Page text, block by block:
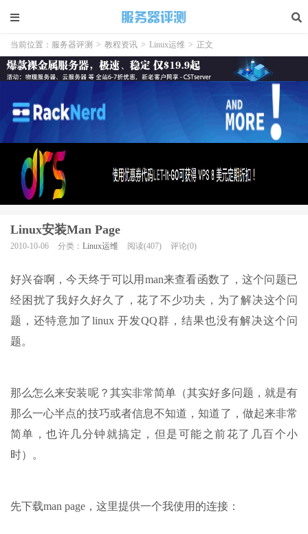
当前位置： 服务器评测 > 教程资讯 > Linux运维 > 正文
Linux安装Man Page
2010-10-06 分类： Linux运维 阅读(407) 评论(0)
好兴奋啊，今天终于可以用man来查看函数了，这个问题已
经困扰了我好久好久了，花了不少功夫，为了解决这个问
题，还特意加了linux 开发QQ群，结果也没有解决这个问
题。
那么怎么来安装呢？其实非常简单（其实好多问题，就是有
那么一心半点的技巧或者信息不知道，知道了，做起来非常
简单，也许几分钟就搞定，但是可能之前花了几百个小
时）。
先下载man page，这里提供一个我使用的连接：